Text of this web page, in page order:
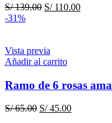
S/139.00 El
S/ 139.00.
S/110.00El
-31%
Vista previa
Añadir al carrito
Ramo de 6 rosas
S/65.00 El
S/45.00El